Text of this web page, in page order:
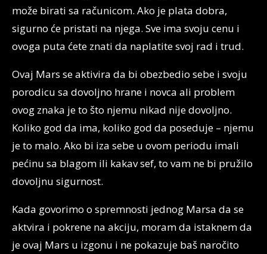
može birati sa računicom. Ako je plata dobra,
sigurno će pristati na njega. Sve ima svoju cenu i
ovoga puta ćete znati da naplatite svoj rad i trud.
Ovaj Mars se aktivira da bi obezbedio sebe i svoju
porodicu sa dovoljno hrane i novca ali problem
ovog znaka je to što njemu nikad nije dovoljno.
Koliko god da ima, koliko god da poseduje – njemu
je to malo. Ako bi iza sebe u ovom periodu imali
pećinu sa blagom ili kakav sef, to vam ne bi pružilo
dovoljnu sigurnost.
Kada govorimo o spremnosti jednog Marsa da se
aktvira i pokrene na akciju, moram da istaknem da
je ovaj Mars u izgonu i ne pokazuje baš naročito